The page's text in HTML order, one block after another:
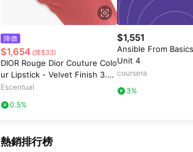
降價
$1,654 (降$33)
DIOR Rouge Dior Couture Colo
ur Lipstick - Velvet Finish 3.5g
772 - Classic Rosewood
Escentual
0.5%
$1,551
Ansible From
Unit 4
coursera
3%
熱銷排行榜